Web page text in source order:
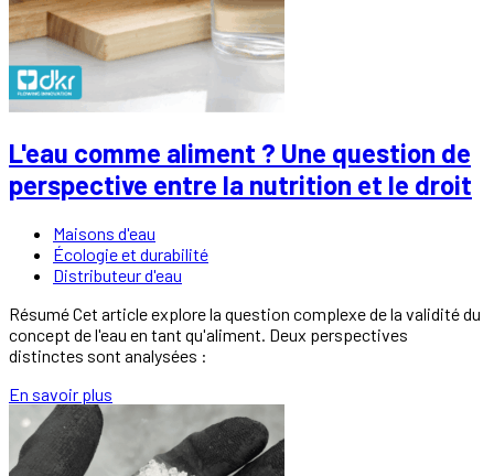
L'eau comme aliment ? Une question de
perspective entre la nutrition et le droit
Maisons d'eau
Écologie et durabilité
Distributeur d'eau
Résumé Cet article explore la question complexe de la validité du
concept de l'eau en tant qu'aliment. Deux perspectives
distinctes sont analysées :
En savoir plus